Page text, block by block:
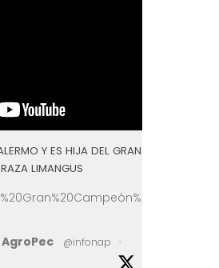
Y ES HIJA DEL GRAN
LIMANGUS
@infonap
·